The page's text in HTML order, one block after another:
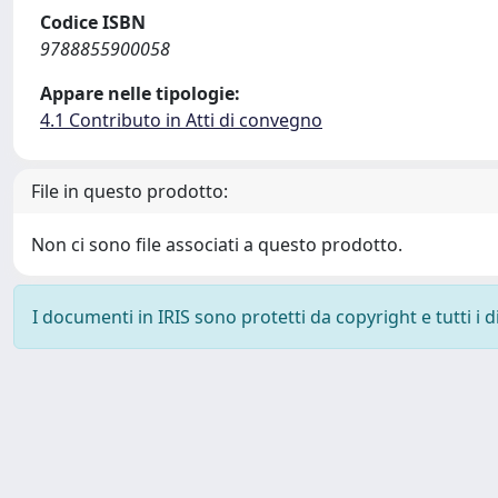
Codice ISBN
9788855900058
Appare nelle tipologie:
4.1 Contributo in Atti di convegno
File in questo prodotto:
Non ci sono file associati a questo prodotto.
I documenti in IRIS sono protetti da copyright e tutti i